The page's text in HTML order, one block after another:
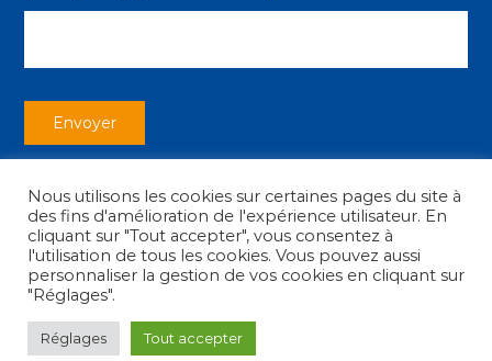
Copyright © 2026Collectif des Associations|Mentions légales
facebook
Nous utilisons les cookies sur certaines pages du site à
des fins d'amélioration de l'expérience utilisateur. En
cliquant sur "Tout accepter", vous consentez à
l'utilisation de tous les cookies. Vous pouvez aussi
personnaliser la gestion de vos cookies en cliquant sur
"Réglages".
Réglages Tout accepter